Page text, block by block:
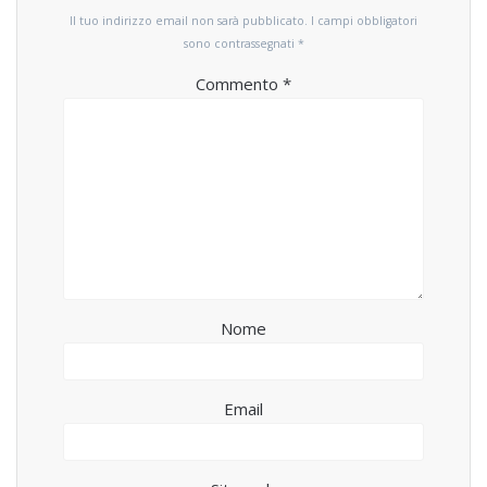
Il tuo indirizzo email non sarà pubblicato. I campi obbligatori
sono contrassegnati *
Commento *
Nome
Email